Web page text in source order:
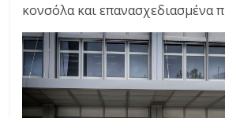
κονσόλα και επανασχεδιασμένα